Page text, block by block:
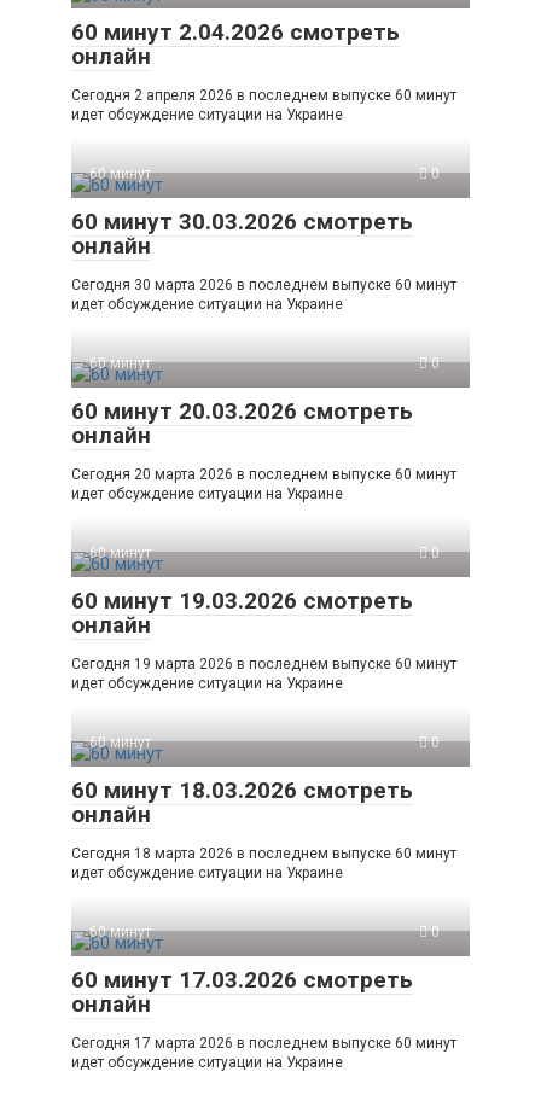
60 минут 2.04.2026 смотреть
онлайн
Сегодня 2 апреля 2026 в последнем выпуске 60 минут
идет обсуждение ситуации на Украине
60 минут 0
60 минут 30.03.2026 смотреть
онлайн
Сегодня 30 марта 2026 в последнем выпуске 60 минут
идет обсуждение ситуации на Украине
60 минут 0
60 минут 20.03.2026 смотреть
онлайн
Сегодня 20 марта 2026 в последнем выпуске 60 минут
идет обсуждение ситуации на Украине
60 минут 0
60 минут 19.03.2026 смотреть
онлайн
Сегодня 19 марта 2026 в последнем выпуске 60 минут
идет обсуждение ситуации на Украине
60 минут 0
60 минут 18.03.2026 смотреть
онлайн
Сегодня 18 марта 2026 в последнем выпуске 60 минут
идет обсуждение ситуации на Украине
60 минут 0
60 минут 17.03.2026 смотреть
онлайн
Сегодня 17 марта 2026 в последнем выпуске 60 минут
идет обсуждение ситуации на Украине